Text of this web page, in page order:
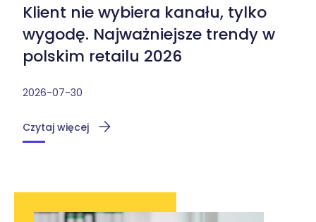
Klient nie wybiera kanału, tylko
wygodę. Najważniejsze trendy w
polskim retailu 2026
2026-07-30
Czytaj więcej